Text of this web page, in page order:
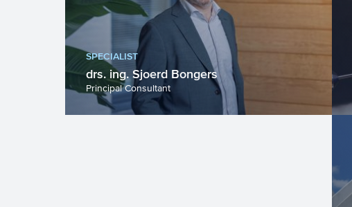
SPECIALIST
drs. ing. Sjoerd Bongers
Principal Consultant